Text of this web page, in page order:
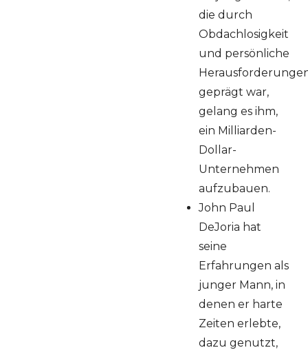
die durch
Obdachlosigkeit
und persönliche
geprägt war,
gelang es ihm,
ein Milliarden-
Dollar-
Unternehmen
aufzubauen.
John Paul
DeJoria hat
seine
Erfahrungen als
junger Mann, in
denen er harte
Zeiten erlebte,
dazu genutzt,